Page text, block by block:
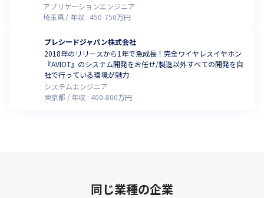
アプリケーションエンジニア
埼玉県
年収 : 450-750万円
プレシードジャパン株式会社
2018年のリリースから1年で急成長！完全ワイヤレスイヤホン
『AVIOT』のシステム開発をお任せ/製造以外すべての開発を自
社で行っている環境が魅力
システムエンジニア
東京都
年収 : 400-800万円
同じ業種の企業